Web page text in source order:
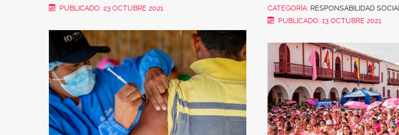
PUBLICADO: 23 OCTUBRE 2021
CATEGORÍA: RESPONSABILIDAD SOCIAL
PUBLICADO: 13 OCTUBRE 2021